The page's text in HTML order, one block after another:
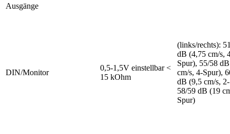
Ausgänge
DIN/Monitor
0,5-1,5V einstellbar <
15 kOhm
(links/rechts):
dB (4,75 cm/s,
Spur), 55/58
cm/s, 4-Spur),
dB (9,5 cm/s,
58/59 dB (19
Spur)